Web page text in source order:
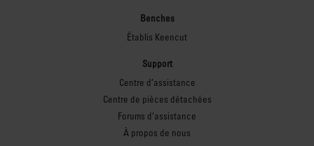
Benches
Établis Keencut
Support
Centre d’assistance
Centre de pièces détachées
Forums d’assistance
À propos de nous